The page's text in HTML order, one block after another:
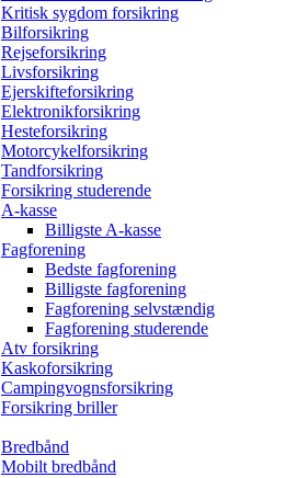
Kritisk sygdom forsikring
Bilforsikring
Rejseforsikring
Livsforsikring
Ejerskifteforsikring
Elektronikforsikring
Hesteforsikring
Motorcykelforsikring
Tandforsikring
Forsikring studerende
A-kasse
Billigste A-kasse
Fagforening
Bedste fagforening
Billigste fagforening
Fagforening selvstændig
Fagforening studerende
Atv forsikring
Kaskoforsikring
Campingvognsforsikring
Forsikring briller
Bredbånd
Mobilt bredbånd